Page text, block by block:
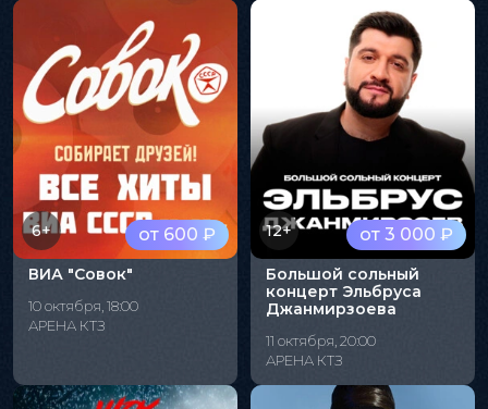
от 600 ₽
6+
ВИА "Совок"
10 октября, 18:00
АРЕНА КТЗ
от 3 000 ₽
12+
Большой сольный
концерт Эльбруса
Джанмирзоева
11 октября, 20:00
АРЕНА КТЗ